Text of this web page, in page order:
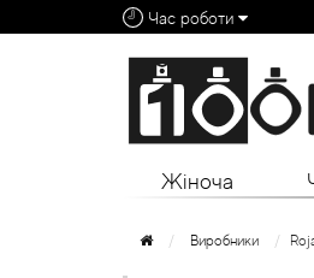
Час роботи
Алфавітний покажчик: 0 - 9 A B C
Жіноча
Виробники